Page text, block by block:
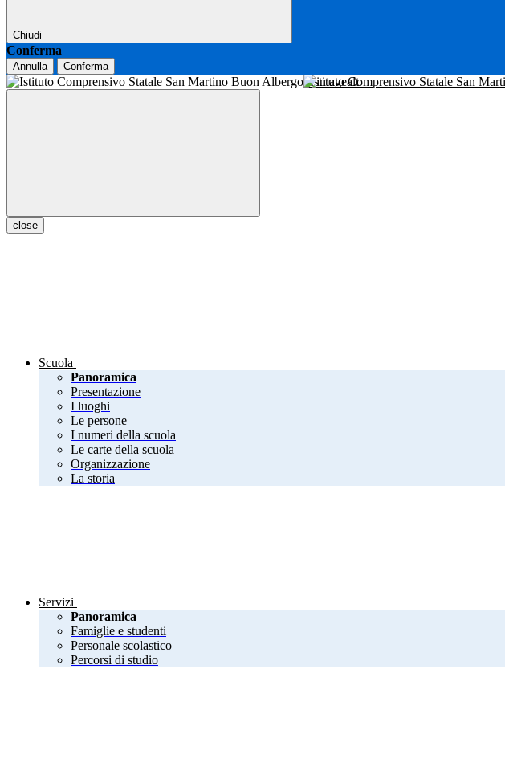
Chiudi
Conferma
Annulla Conferma
Istituto Comprensivo Statale San
close
Scuola
Panoramica
Presentazione
I luoghi
Le persone
I numeri della scuola
Le carte della scuola
Organizzazione
La storia
Servizi
Panoramica
Famiglie e studenti
Personale scolastico
Percorsi di studio